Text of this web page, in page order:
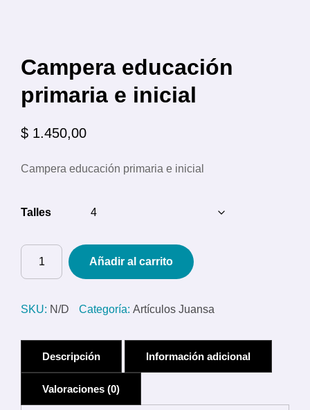
Campera educación
primaria e inicial
$ 1.450,00
Campera educación primaria e inicial
Talles
Campera
educación
Añadir al carrito
SKU: N/D Categoría: Artículos Juansa
Descripción Información adicional
Valoraciones (0)